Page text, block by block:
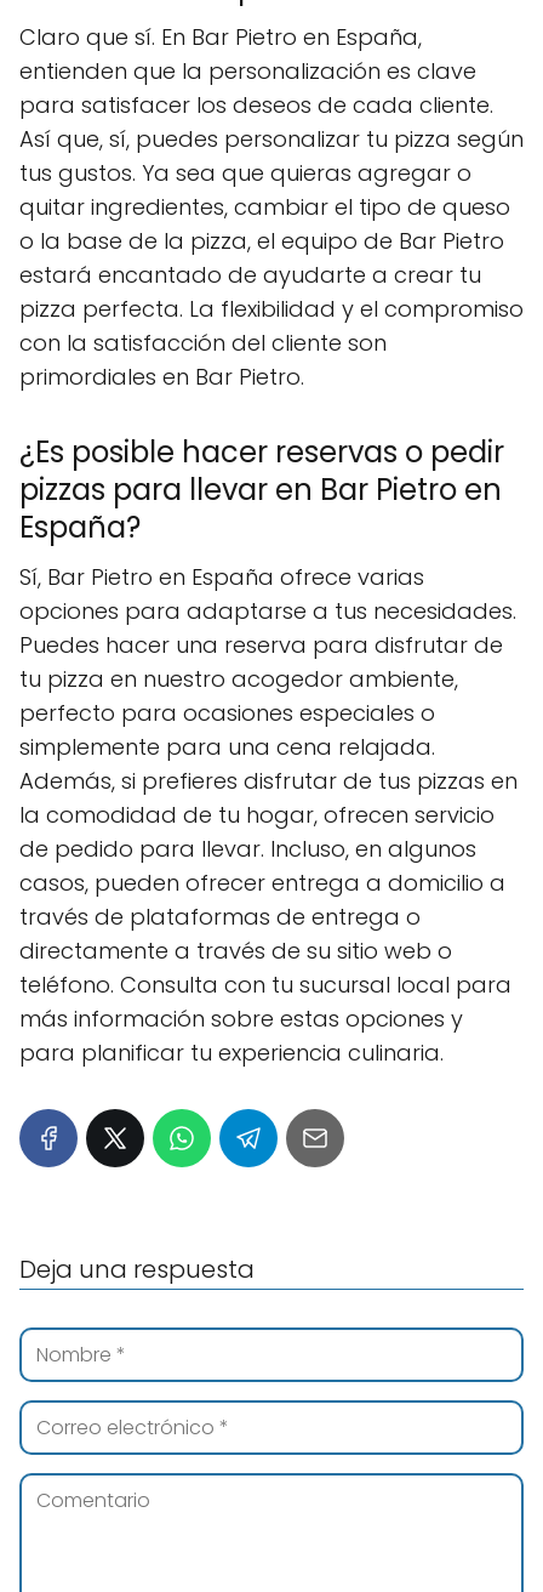
Claro que sí. En Bar Pietro en España,
entienden que la personalización es clave
para satisfacer los deseos de cada cliente.
Así que, sí, puedes personalizar tu pizza según
tus gustos. Ya sea que quieras agregar o
quitar ingredientes, cambiar el tipo de queso
o la base de la pizza, el equipo de Bar Pietro
estará encantado de ayudarte a crear tu
pizza perfecta. La flexibilidad y el compromiso
con la satisfacción del cliente son
primordiales en Bar Pietro.
¿Es posible hacer reservas o pedir
pizzas para llevar en Bar Pietro en
España?
Sí, Bar Pietro en España ofrece varias
opciones para adaptarse a tus necesidades.
Puedes hacer una reserva para disfrutar de
tu pizza en nuestro acogedor ambiente,
perfecto para ocasiones especiales o
simplemente para una cena relajada.
Además, si prefieres disfrutar de tus pizzas en
la comodidad de tu hogar, ofrecen servicio
de pedido para llevar. Incluso, en algunos
casos, pueden ofrecer entrega a domicilio a
través de plataformas de entrega o
directamente a través de su sitio web o
teléfono. Consulta con tu sucursal local para
más información sobre estas opciones y
para planificar tu experiencia culinaria.
Deja una respuesta